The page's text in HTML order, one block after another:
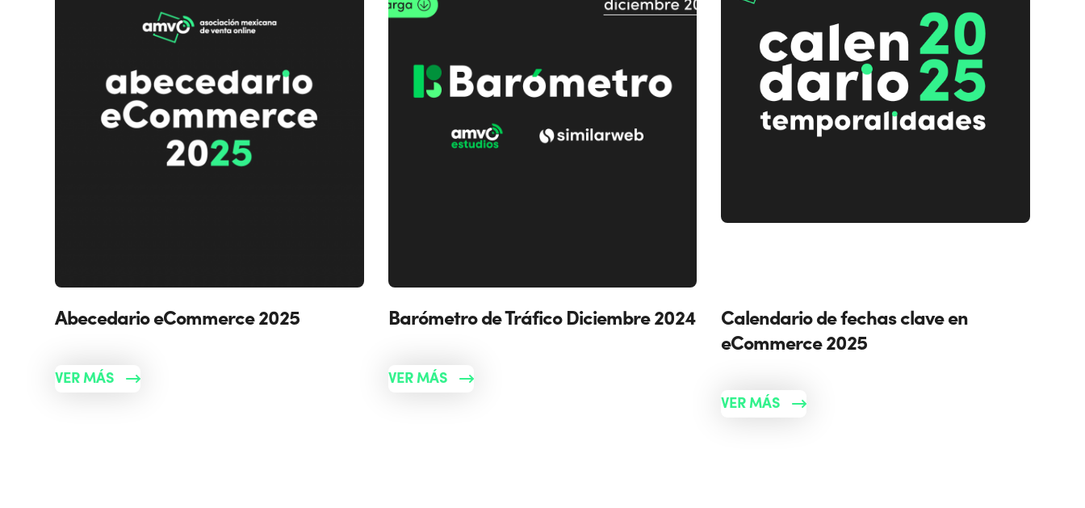
Abecedario eCommerce 2025
VER MÁS
Barómetro de Tráfico Diciembre 2024
VER MÁS
Calendario de fechas clave en
eCommerce 2025
VER MÁS